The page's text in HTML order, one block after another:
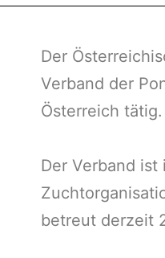
Der
Verband der
Österreich tätig.
Der Verband
betreut derzeit